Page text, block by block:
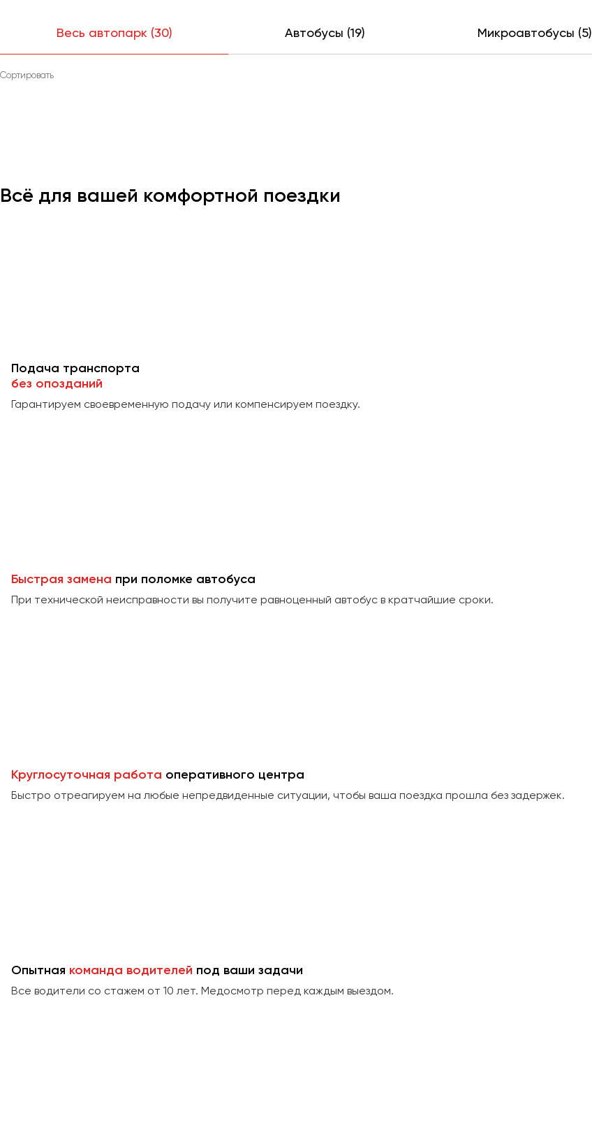
Весь автопарк (30) Автобусы (19) Микроавтобусы (5)
Всё для вашей комфортной поездки
Подача транспорта
без опозданий
Гарантируем своевременную подачу или компенсируем поездку.
Быстрая замена при поломке автобуса
При технической неисправности вы получите равноценный автобус в кратчайшие сроки.
Круглосуточная работа оперативного центра
Быстро отреагируем на любые непредвиденные ситуации, чтобы ваша поездка прошла без задержек.
Опытная команда водителей под ваши задачи
Все водители со стажем от 10 лет. Медосмотр перед каждым выездом.